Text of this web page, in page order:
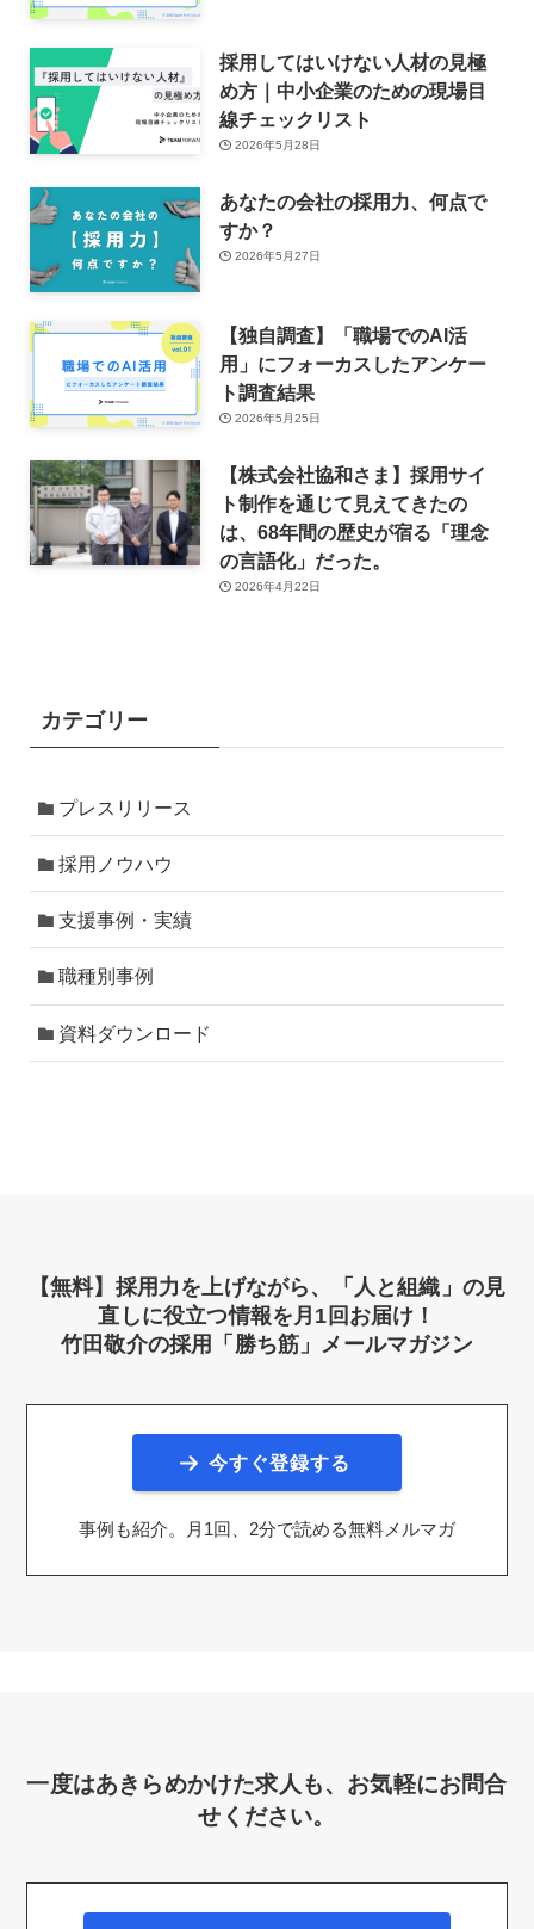
採用してはいけない人材の見極
め方｜中小企業のための現場目
線チェックリスト
2026年5月28日
あなたの会社の採用力、何点で
すか？
2026年5月27日
【独自調査】「職場でのAI活
用」にフォーカスしたアンケー
ト調査結果
2026年5月25日
【株式会社協和さま】採用サイ
ト制作を通じて見えてきたの
は、68年間の歴史が宿る「理念
の言語化」だった。
2026年4月22日
カテゴリー
プレスリリース
採用ノウハウ
支援事例・実績
職種別事例
資料ダウンロード
【無料】採用力を上げながら、「人と組織」の見
直しに役立つ情報を月1回お届け！
竹田敬介の採用「勝ち筋」メールマガジン
今すぐ登録する
事例も紹介。月1回、2分で読める無料メルマガ
一度はあきらめかけた求人も、お気軽にお問合
せください。